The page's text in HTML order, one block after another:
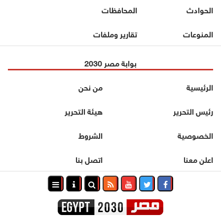
الحوادث
المحافظات
المنوعات
تقارير وملفات
بوابة مصر 2030
الرئيسية
من نحن
رئيس التحرير
هيئة التحرير
الخصوصية
الشروط
اعلن معنا
اتصل بنا